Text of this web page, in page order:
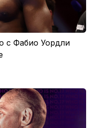
с Фабио Уордли